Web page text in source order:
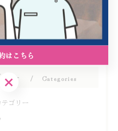
クリスタルプロジェクト
#南砺市 #全中予選
ー Categories
ゴリー
はこちら
はこちら